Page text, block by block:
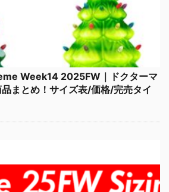
Week14 2025FW｜ドクターマ
まとめ！サイズ表/価格/完売タイ